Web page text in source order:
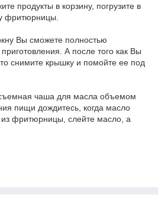
продукты в корзину, погрузите в
фритюрницы.
Вы сможете полностью
А после того как Вы
снимите крышку и помойте ее под
чаша для масла объемом
пищи дождитесь, когда масло
фритюрницы, слейте масло, а